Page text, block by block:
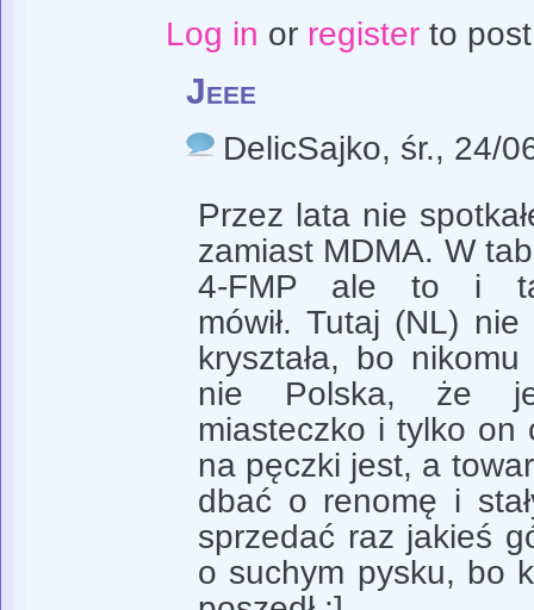
Log in or registerto post
Jeee
DelicSajko, śr., 24/
Przez lata nie
zamiast MDMA. W
4-FMP ale to i
mówił. Tutaj (NL)
kryształa, bo
nie Polska, że
miasteczko i tylko on
na pęczki jest, a
dbać o renomę i
sprzedać raz jakieś
o suchym pysku, bo